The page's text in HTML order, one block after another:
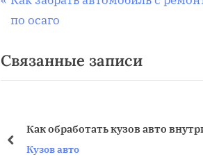
записям
р
д
ы
щ
по осаго
Связанные записи
Как обработать кузов авто
Кузов авто
пред